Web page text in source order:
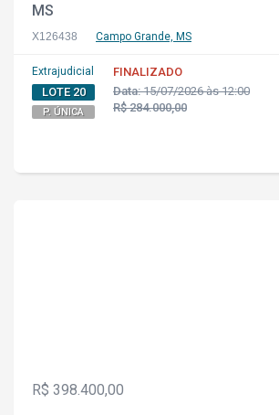
MS
X126438 Campo Grande, MS
Extrajudicial
LOTE 20
P. ÚNICA
FINALIZADO
Data:15/07/2026 às 12:00
R$ 284.000,00
R$ 398.400,00